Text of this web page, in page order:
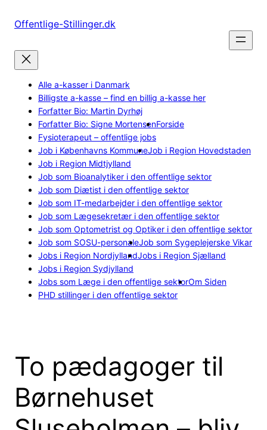
Offentlige-Stillinger.dk
Alle a-kasser i Danmark
Billigste a-kasse – find en billig a-kasse her
Forfatter Bio: Martin Dyrhøj
Forfatter Bio: Signe MortensenForside
Fysioterapeut – offentlige jobs
Job i Københavns KommuneJob i Region Hovedstaden
Job i Region Midtjylland
Job som Bioanalytiker i den offentlige sektor
Job som Diætist i den offentlige sektor
Job som IT-medarbejder i den offentlige sektor
Job som Lægesekretær i den offentlige sektor
Job som Optometrist og Optiker i den offentlige sektor
Job som SOSU-personaleJob som Sygeplejerske Vikar
Jobs i Region NordjyllandJobs i Region Sjælland
Jobs i Region Sydjylland
Jobs som Læge i den offentlige sektorOm Siden
PHD stillinger i den offentlige sektor
To pædagoger til
Børnehuset